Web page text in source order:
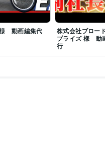
動画編集代
株式会社ブロー
プライズ 様 動
行